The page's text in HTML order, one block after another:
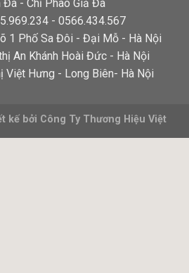
Đá - Chỉ Phào Giả Đá
- 0566.434.567
1 Phố Sa Đôi - Đại Mỗ - Hà Nội
An Khánh Hoài Đức - Hà Nội
Việt Hưng - Long Biên- Hà Nội
kế bởi Công Ty Thương Hiệu Việt